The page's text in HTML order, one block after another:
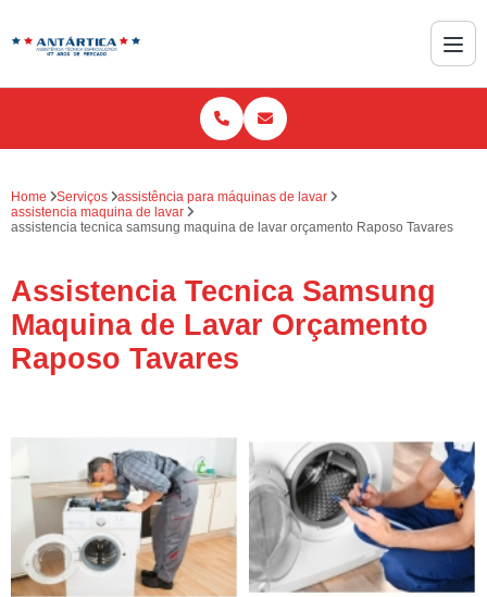
Home Serviços
assistência para máquinas de lavar
assistencia maquina de lavar
assistencia tecnica samsung maquina de lavar orçamento Raposo Tavares
Assistencia Tecnica Samsung
Maquina de Lavar Orçamento
Raposo Tavares